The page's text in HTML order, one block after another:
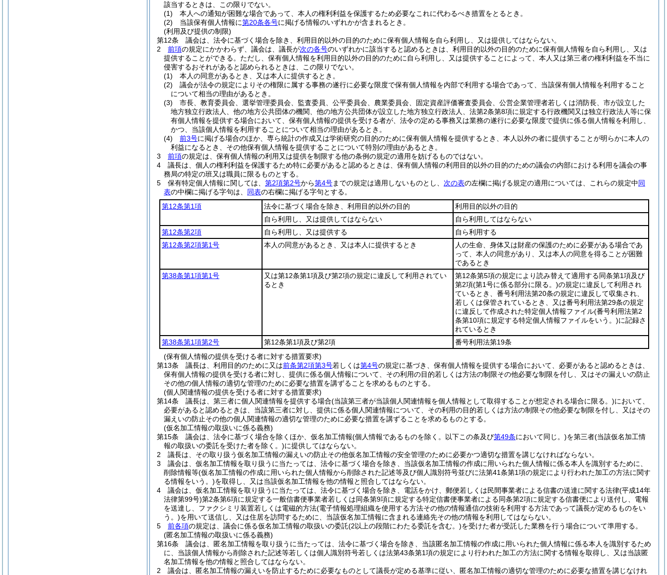
該当するときは、この限りでない。
(1)
本人への通知が困難な場合であって、本人の権利利益を保護するため必要なこれに代わるべき措置をとるとき。
(2)
当該保有個人情報に第20条各号に掲げる情報のいずれかが含まれるとき。
(利用及び提供の制限)
第12条
議会は、法令に基づく場合を除き、利用目的以外の目的のために保有個人情報を自ら利用し、又は提供してはならない。
2
前項の規定にかかわらず、議会は、議長が次の各号のいずれかに該当すると認めるときは、利用目的以外の目的のために保有個人情報を自ら利用し、又は
提供することができる。 ただし、保有個人情報を利用目的以外の目的のために自ら利用し、又は提供することによって、本人又は第三者の権利利益を不当に
侵害するおそれがあると認められるときは、この限りでない。
(1)
本人の同意があるとき、又は本人に提供するとき。
(2)
議会が法令の規定によりその権限に属する事務の遂行に必要な限度で保有個人情報を内部で利用する場合であって、当該保有個人情報を利用すること
について相当の理由があるとき。
(3)
市長、教育委員会、選挙管理委員会、監査委員、公平委員会、農業委員会、固定資産評価審査委員会、公営企業管理者若しくは消防長、市が設立した
地方独立行政法人、他の地方公共団体の機関、他の地方公共団体が設立した地方独立行政法人、法第2条第8項に規定する行政機関又は独立行政法人等に保
有個人情報を提供する場合において、保有個人情報の提供を受ける者が、法令の定める事務又は業務の遂行に必要な限度で提供に係る個人情報を利用し、
かつ、当該個人情報を利用することについて相当の理由があるとき。
(4)
前3号に掲げる場合のほか、専ら統計の作成又は学術研究の目的のために保有個人情報を提供するとき、本人以外の者に提供することが明らかに本人の
利益になるとき、その他保有個人情報を提供することについて特別の理由があるとき。
3
前項の規定は、保有個人情報の利用又は提供を制限する他の条例の規定の適用を妨げるものではない。
4
議長は、個人の権利利益を保護するため特に必要があると認めるときは、保有個人情報の利用目的以外の目的のための議会の内部における利用を議会の事
務局の特定の班又は職員に限るものとする。
5
保有特定個人情報に関しては、 第2項第2号から第4号までの規定は適用しないものとし、 次の表の左欄に掲げる規定の適用については、これらの規定中同
表の中欄に掲げる字句は、 同表の右欄に掲げる字句とする。
第12条第1項
法令に基づく場合を除き、利用目的以外の目的
利用目的以外の目的
自ら利用し、又は提供してはならない
自ら利用してはならない
第12条第2項
自ら利用し、又は提供する
自ら利用する
第12条第2項第1号
本人の同意があるとき、又は本人に提供するとき
人の生命、身体又は財産の保護のために必要がある場合であ
って、本人の同意があり、又は本人の同意を得ることが困難
であるとき
第38条第1項第1号
又は第12条第1項及び第2項の規定に違反して利用されてい
るとき
第12条第5項の規定により読み替えて適用する同条第1項及び
第2項(第1号に係る部分に限る。)の規定に違反して利用され
ているとき、番号利用法第20条の規定に違反して収集され、
若しくは保管されているとき、又は番号利用法第29条の規定
に違反して作成された特定個人情報ファイル(番号利用法第2
条第10項に規定する特定個人情報ファイルをいう。)に記録さ
れているとき
第38条第1項第2号
第12条第1項及び第2項
番号利用法第19条
(保有個人情報の提供を受ける者に対する措置要求)
第13条
議長は、利用目的のために又は前条第2項第3号若しくは第4号の規定に基づき、保有個人情報を提供する場合において、必要があると認めるときは、
保有個人情報の提供を受ける者に対し、提供に係る個人情報について、その利用の目的若しくは方法の制限その他必要な制限を付し、又はその漏えいの防止
その他の個人情報の適切な管理のために必要な措置を講ずることを求めるものとする。
(個人関連情報の提供を受ける者に対する措置要求)
第14条
議長は、第三者に個人関連情報を提供する場合(当該第三者が当該個人関連情報を個人情報として取得することが想定される場合に限る。)において、
必要があると認めるときは、当該第三者に対し、提供に係る個人関連情報について、その利用の目的若しくは方法の制限その他必要な制限を付し、又はその
漏えいの防止その他の個人関連情報の適切な管理のために必要な措置を講ずることを求めるものとする。
(仮名加工情報の取扱いに係る義務)
第15条
議会は、法令に基づく場合を除くほか、仮名加工情報(個人情報であるものを除く。以下この条及び第49条において同じ。)を第三者(当該仮名加工情
報の取扱いの委託を受けた者を除く。)に提供してはならない。
2
議長は、その取り扱う仮名加工情報の漏えいの防止その他仮名加工情報の安全管理のために必要かつ適切な措置を講じなければならない。
3
議会は、仮名加工情報を取り扱うに当たっては、法令に基づく場合を除き、当該仮名加工情報の作成に用いられた個人情報に係る本人を識別するために、
削除情報等(仮名加工情報の作成に用いられた個人情報から削除された記述等及び個人識別符号並びに法第41条第1項の規定により行われた加工の方法に関す
る情報をいう。)を取得し、又は当該仮名加工情報を他の情報と照合してはならない。
4
議会は、仮名加工情報を取り扱うに当たっては、法令に基づく場合を除き、電話をかけ、郵便若しくは民間事業者による信書の送達に関する法律(平成14年
法律第99号)第2条第6項に規定する一般信書便事業者若しくは同条第9項に規定する特定信書便事業者による同条第2項に規定する信書便により送付し、電報
を送達し、ファクシミリ装置若しくは電磁的方法(電子情報処理組織を使用する方法その他の情報通信の技術を利用する方法であって議長が定めるものをい
う。)を用いて送信し、又は住居を訪問するために、当該仮名加工情報に含まれる連絡先その他の情報を利用してはならない。
5
前各項の規定は、議会に係る仮名加工情報の取扱いの委託(2以上の段階にわたる委託を含む。)を受けた者が受託した業務を行う場合について準用する。
(匿名加工情報の取扱いに係る義務)
第16条
議会は、匿名加工情報を取り扱うに当たっては、法令に基づく場合を除き、当該匿名加工情報の作成に用いられた個人情報に係る本人を識別するため
に、当該個人情報から削除された記述等若しくは個人識別符号若しくは法第43条第1項の規定により行われた加工の方法に関する情報を取得し、又は当該匿
名加工情報を他の情報と照合してはならない。
2
議会は、匿名加工情報の漏えいを防止するために必要なものとして議長が定める基準に従い、匿名加工情報の適切な管理のために必要な措置を講じなけれ